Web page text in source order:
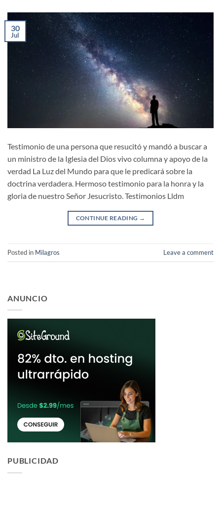
30
Jul
Testimonio de una persona que resucitó y mandó a buscar a
un ministro de la Iglesia del Dios vivo columna y apoyo de la
verdad La Luz del Mundo para que le predicará sobre la
doctrina verdadera. Hermoso testimonio para la honra y la
gloria de nuestro Señor Jesucristo. Testimonios Lldm
CONTINUE READING →
Posted in Milagros Leave a comment
ANUNCIO
PUBLICIDAD